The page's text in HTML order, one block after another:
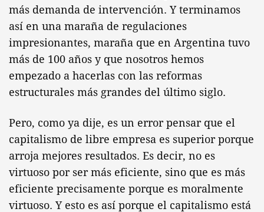
más demanda de intervención. Y terminamos
así en una maraña de regulaciones
impresionantes, maraña que en Argentina tuvo
más de 100 años y que nosotros hemos
empezado a hacerlas con las reformas
estructurales más grandes del último siglo.
Pero, como ya dije, es un error pensar que el
capitalismo de libre empresa es superior porque
arroja mejores resultados. Es decir, no es
virtuoso por ser más eficiente, sino que es más
eficiente precisamente porque es moralmente
virtuoso. Y esto es así porque el capitalismo está